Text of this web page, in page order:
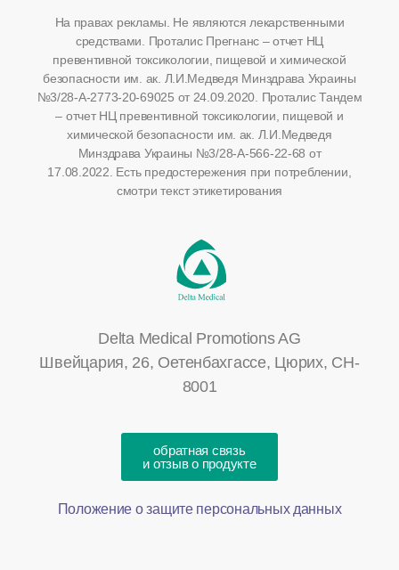
На правах рекламы. Не являются лекарственными
средствами. Проталис Прегнанс – отчет НЦ
превентивной токсикологии, пищевой и химической
безопасности им. ак. Л.И.Медведя Минздрава Украины
№3/28-А-2773-20-69025 от 24.09.2020. Проталис Тандем
– отчет НЦ превентивной токсикологии, пищевой и
химической безопасности им. ак. Л.И.Медведя
Минздрава Украины №3/28-А-566-22-68 от
17.08.2022. Есть предостережения при потреблении,
смотри текст этикетирования
Delta Medical Promotions AG
Швейцария, 26, Оетенбахгассе, Цюрих, CH-
8001
обратная связь
и отзыв о продукте
Положение о защите персональных данных